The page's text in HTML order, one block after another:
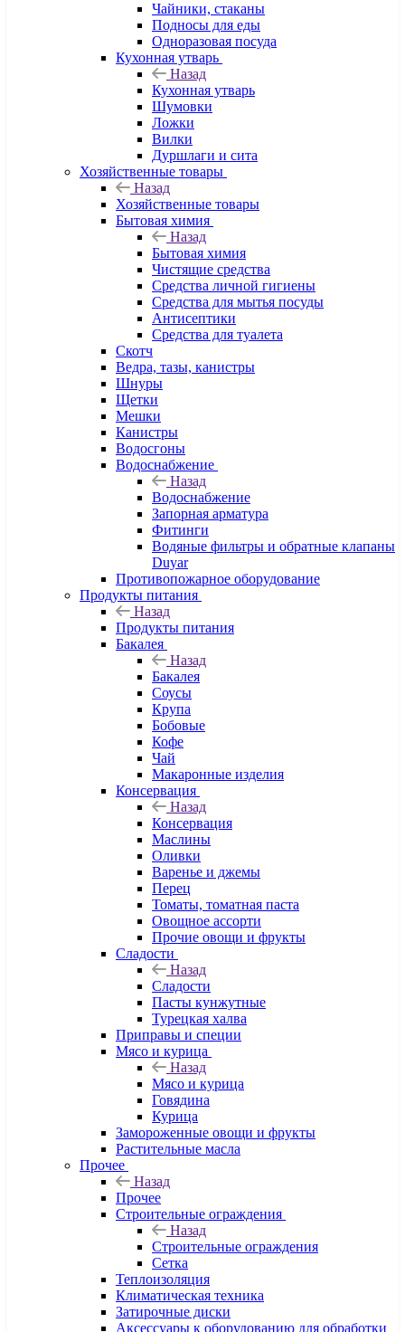
Чайники, стаканы
Подносы для еды
Одноразовая посуда
Кухонная утварь
Назад
Кухонная утварь
Шумовки
Ложки
Вилки
Дуршлаги и сита
Хозяйственные товары
Назад
Хозяйственные товары
Бытовая химия
Назад
Бытовая химия
Чистящие средства
Средства личной гигиены
Средства для мытья посуды
Антисептики
Средства для туалета
Скотч
Ведра, тазы, канистры
Шнуры
Щетки
Мешки
Канистры
Водосгоны
Водоснабжение
Назад
Водоснабжение
Запорная арматура
Фитинги
Водяные фильтры и обратные клапаны
Duyar
Противопожарное оборудование
Продукты питания
Назад
Продукты питания
Бакалея
Назад
Бакалея
Соусы
Крупа
Бобовые
Кофе
Чай
Макаронные изделия
Консервация
Назад
Консервация
Маслины
Оливки
Варенье и джемы
Перец
Томаты, томатная паста
Овощное ассорти
Прочие овощи и фрукты
Сладости
Назад
Сладости
Пасты кунжутные
Турецкая халва
Приправы и специи
Мясо и курица
Назад
Мясо и курица
Говядина
Курица
Замороженные овощи и фрукты
Растительные масла
Прочее
Назад
Прочее
Строительные ограждения
Назад
Строительные ограждения
Сетка
Теплоизоляция
Климатическая техника
Затирочные диски
Аксессуары к оборудованию для обработки